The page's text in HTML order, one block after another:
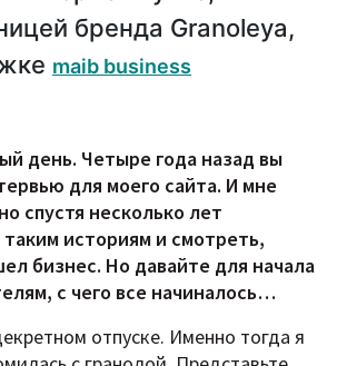
бренда Granoleya,
maib business
день. Четыре года назад вы
для моего сайта. И мне
спустя несколько лет
историям и смотреть,
бизнес. Но давайте для начала
с чего все начиналось…
отпуске. Именно тогда я